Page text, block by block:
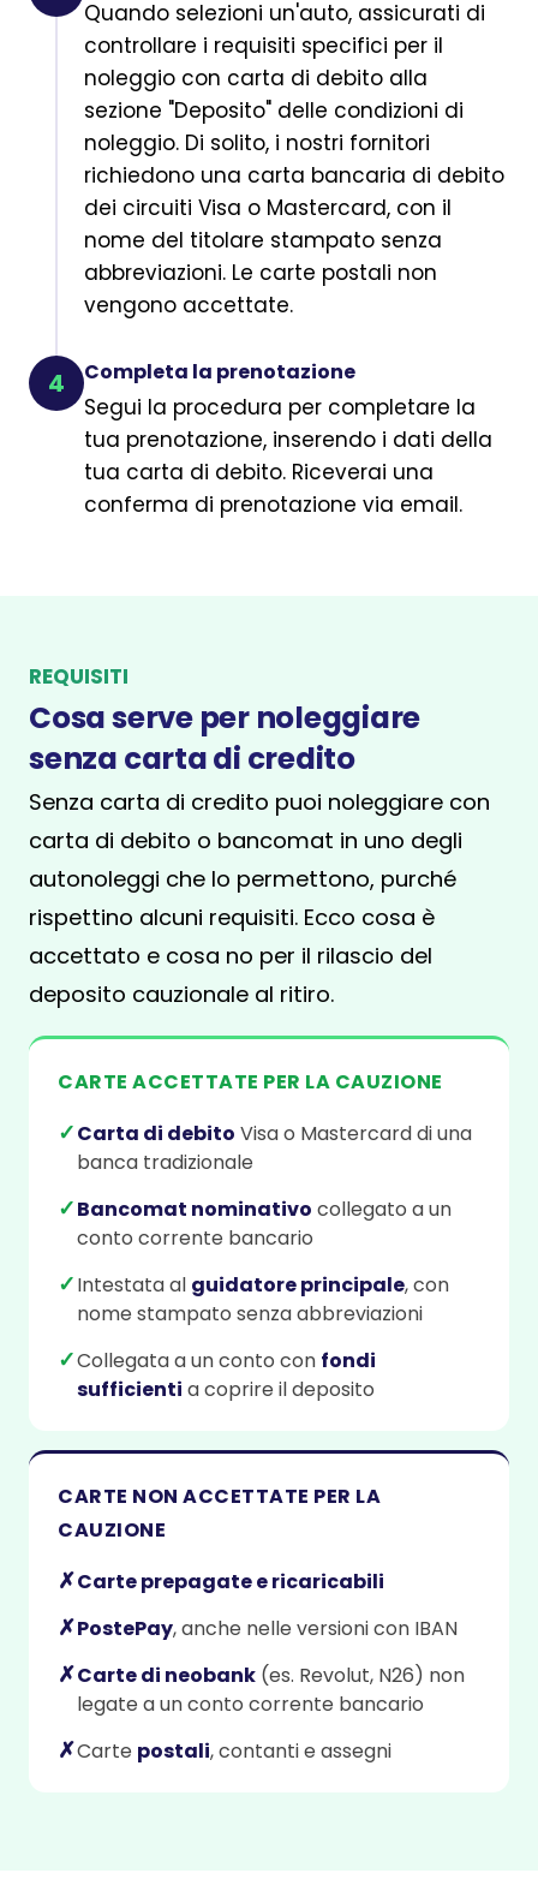
Quando selezioni un'auto, assicurati di
controllare i requisiti specifici per il
noleggio con carta di debito alla
sezione "Deposito" delle condizioni di
noleggio. Di solito, i nostri fornitori
richiedono una carta bancaria di debito
dei circuiti Visa o Mastercard, con il
nome del titolare stampato senza
abbreviazioni. Le carte postali non
vengono accettate.
4 Completa la prenotazione
Segui la procedura per completare la
tua prenotazione, inserendo i dati della
tua carta di debito. Riceverai una
conferma di prenotazione via email.
REQUISITI
Cosa serve per noleggiare
senza carta di credito
Senza carta di credito puoi noleggiare con
carta di debito o bancomat in uno degli
autonoleggi che lo permettono, purché
rispettino alcuni requisiti. Ecco cosa è
accettato e cosa no per il rilascio del
deposito cauzionale al ritiro.
CARTE ACCETTATE PER LA CAUZIONE
✓Carta di debito Visa o Mastercard di una
banca tradizionale
✓Bancomat nominativo collegato a un
conto corrente bancario
✓Intestata al guidatore principale, con
nome stampato senza abbreviazioni
✓Collegata a un conto con fondi
sufficienti a coprire il deposito
CARTE NON ACCETTATE PER LA
CAUZIONE
✗Carte prepagate e ricaricabili
✗PostePay, anche nelle versioni con IBAN
✗Carte di neobank (es. Revolut, N26) non
legate a un conto corrente bancario
✗Carte postali, contanti e assegni